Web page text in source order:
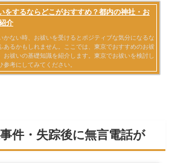
件・失踪後に無言電話が